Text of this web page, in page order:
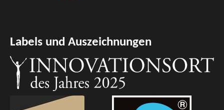
Labels und Auszeichnungen